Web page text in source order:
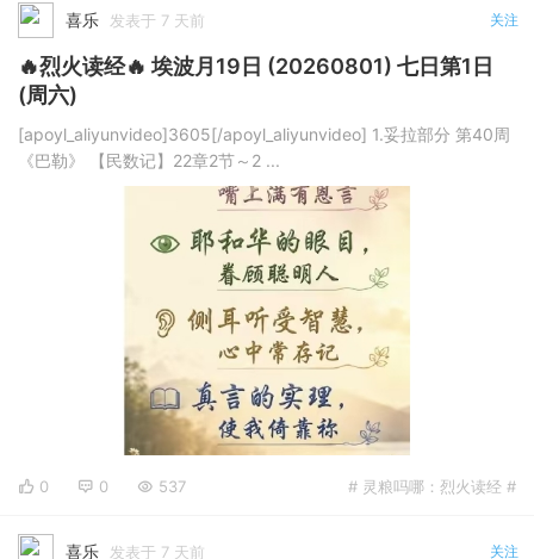
喜乐 发表于 7 天前 关注
🔥烈火读经🔥 埃波月19日 (20260801) 七日第1日
(周六)
[apoyl_aliyunvideo]3605[/apoyl_aliyunvideo] 1.妥拉部分 第40周
《巴勒》 【民数记】22章2节～2 ...
0 0 537 # 灵粮吗哪：烈火读经 #
喜乐 发表于 7 天前 关注